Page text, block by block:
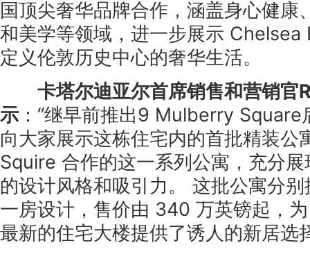
国顶尖奢华品牌合作，涵盖身心健康
和美学等领域，进一步展示
定义伦敦历史中心的奢华生活。
卡塔尔迪亚尔首席销售和营销
示 ：“继早前推出9 Mulberry Square
向大家展示这栋住宅内的首批精装公
Squire 合作的这一系列公寓，充分
的设计风格和吸引力。 这批公寓分
一房设计，售价由 340 万英镑起，
最新的住宅大楼提供了诱人的新居选